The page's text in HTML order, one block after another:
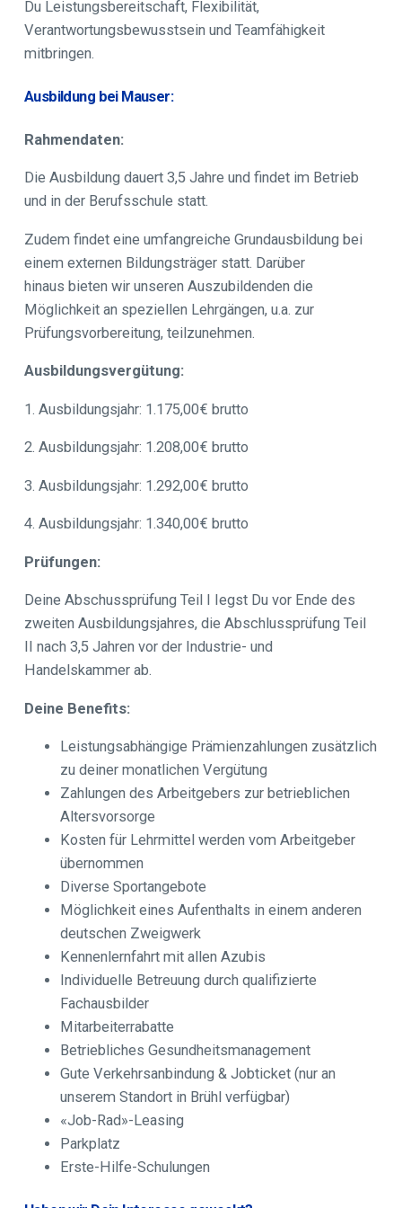
Du Leistungsbereitschaft, Flexibilität,
Verantwortungsbewusstsein und Teamfähigkeit
mitbringen.
Ausbildung bei Mauser:
Rahmendaten:
Die Ausbildung dauert 3,5 Jahre und findet im Betrieb
und in der Berufsschule statt.
Zudem findet eine umfangreiche Grundausbildung bei
einem externen Bildungsträger statt. Darüber
hinaus bieten wir unseren Auszubildenden die
Möglichkeit an speziellen Lehrgängen, u.a. zur
Prüfungsvorbereitung, teilzunehmen.
Ausbildungsvergütung:
1. Ausbildungsjahr: 1.175,00€ brutto
2. Ausbildungsjahr: 1.208,00€ brutto
3. Ausbildungsjahr: 1.292,00€ brutto
4. Ausbildungsjahr: 1.340,00€ brutto
Prüfungen:
Deine Abschussprüfung Teil I Iegst Du vor Ende des
zweiten Ausbildungsjahres, die Abschlussprüfung Teil
II nach 3,5 Jahren vor der Industrie- und
Handelskammer ab.
Deine Benefits:
Leistungsabhängige Prämienzahlungen zusätzlich
zu deiner monatlichen Vergütung
Zahlungen des Arbeitgebers zur betrieblichen
Altersvorsorge
Kosten für Lehrmittel werden vom Arbeitgeber
übernommen
Diverse Sportangebote
Möglichkeit eines Aufenthalts in einem anderen
deutschen Zweigwerk
Kennenlernfahrt mit allen Azubis
Individuelle Betreuung durch qualifizierte
Fachausbilder
Mitarbeiterrabatte
Betriebliches Gesundheitsmanagement
Gute Verkehrsanbindung & Jobticket (nur an
unserem Standort in Brühl verfügbar)
«Job-Rad»-Leasing
Parkplatz
Erste-Hilfe-Schulungen